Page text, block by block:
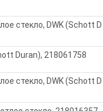
стекло, DWK (Schott D
Duran), 218061758
стекло, DWK (Schott D